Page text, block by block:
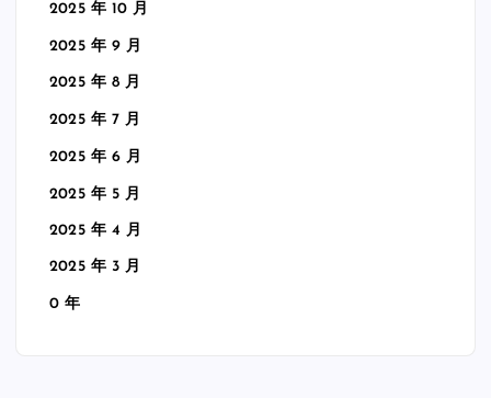
2025 年 10 月
2025 年 9 月
2025 年 8 月
2025 年 7 月
2025 年 6 月
2025 年 5 月
2025 年 4 月
2025 年 3 月
0 年